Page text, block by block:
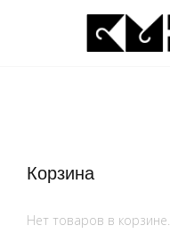
Корзина
Нет товаров в корзине.